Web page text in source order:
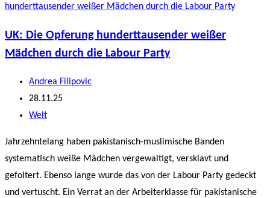
UK: Die Opferung hunderttausender weißer
Mädchen durch die Labour Party
Beitrags-
Autor:
Andrea Filipovic
Beitrag
veröffentlicht:
28.11.25
Beitrags-
Welt
Jahrzehntelang haben pakistanisch-muslimische Banden
systematisch weiße Mädchen vergewaltigt, versklavt und
gefoltert. Ebenso lange wurde das von der Labour Party gedeckt
und vertuscht. Ein Verrat an der Arbeiterklasse für pakistanische